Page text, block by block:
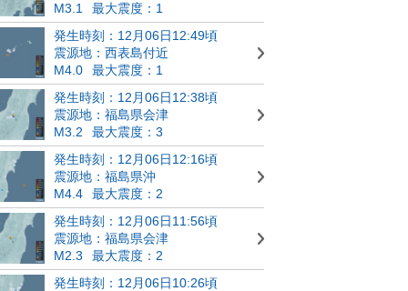
M3.1
最大震度：1
発生時刻：12月06日12:49頃
震源地：西表島付近
M4.0
最大震度：1
発生時刻：12月06日12:38頃
震源地：福島県会津
M3.2
最大震度：3
発生時刻：12月06日12:16頃
震源地：福島県沖
M4.4
最大震度：2
発生時刻：12月06日11:56頃
震源地：福島県会津
M2.3
最大震度：2
発生時刻：12月06日10:26頃